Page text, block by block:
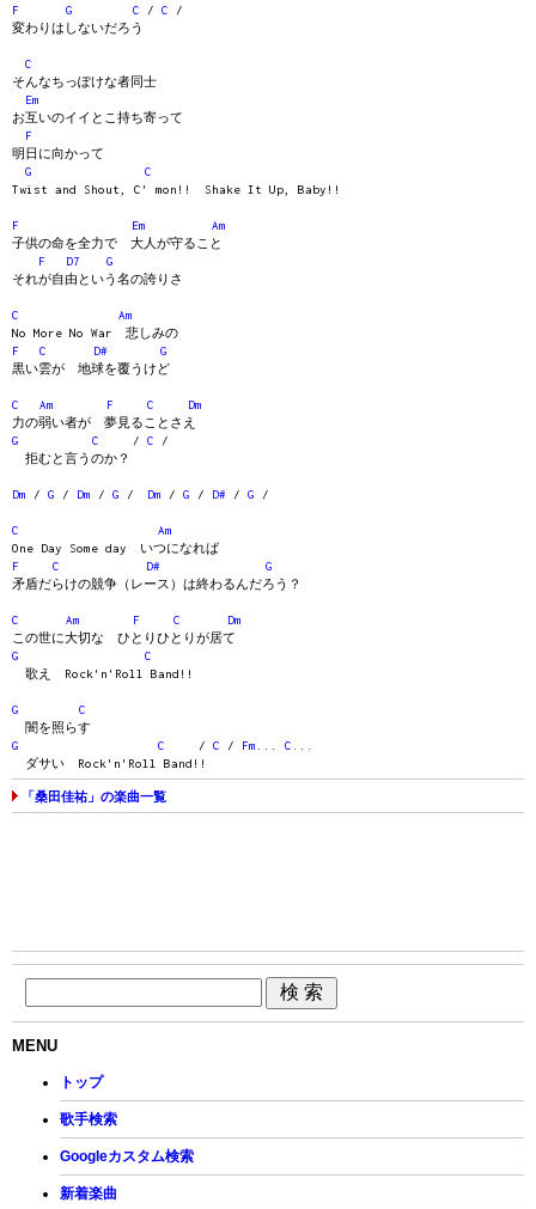
F
G C / C /
変わりはしないだろう
C
そんなちっぽけな者同士
Em
お互いのイイとこ持ち寄って
F
明日に向かって
G
C
Twist and Shout, C' mon!! Shake It Up, Baby!!
F Em
Am
子供の命を全力で 大人が守ること
F
D7
G
それが自由という名の誇りさ
C
Am
No More No War 悲しみの
F
C D#
G
黒い雲が 地球を覆うけど
C Am F C
Dm
力の弱い者が 夢見ることさえ
G
C / C /
拒むと言うのか？
Dm / G / Dm / G / Dm / G / D# / G /
C
Am
One Day Some day いつになれば
F
C D#
G
矛盾だらけの競争（レース）は終わるんだろう？
C Am F C
Dm
この世に大切な ひとりひとりが居て
G
C
歌え Rock'n'Roll Band!!
G
C
闇を照らす
G
C / C / Fm C
ダサい Rock'n'Roll Band!!
「桑田佳祐」の楽曲一覧
MENU
トップ
歌手検索
Googleカスタム検索
新着楽曲